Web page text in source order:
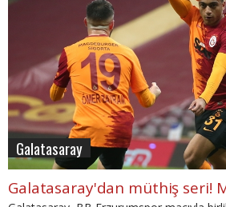
Galatasaray